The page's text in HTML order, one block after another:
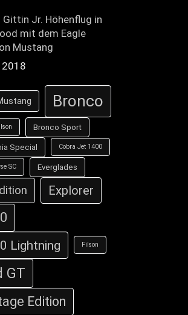
Gittin Jr. Höhenflug in
mit dem Eagle
Mustang
2018
Bronco
Bronco Sport
Special Cobra Jet 1400
SC Everglades
Explorer
Lightning
Filson
GT
Edition